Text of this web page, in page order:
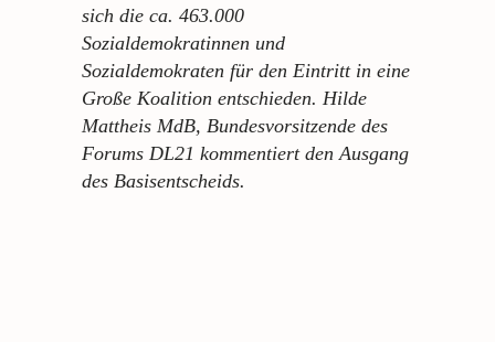
sich die ca. 463.000
Sozialdemokratinnen und
Sozialdemokraten für den Eintritt in eine
Große Koalition entschieden. Hilde
Mattheis MdB, Bundesvorsitzende des
Forums DL21 kommentiert den Ausgang
des Basisentscheids.